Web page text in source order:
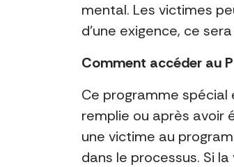
mental. Les victimes
d’une exigence, ce
Comment accéder au
Ce programme spécial
remplie ou après avoir
une victime au
dans le processus. Si